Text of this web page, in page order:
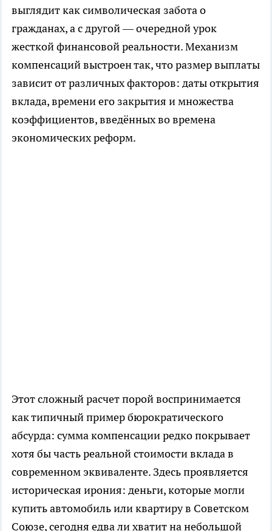
выглядит как символическая забота о
гражданах, а с другой — очередной урок
жесткой финансовой реальности. Механизм
компенсаций выстроен так, что размер выплаты
зависит от различных факторов: даты открытия
вклада, времени его закрытия и множества
коэффициентов, введённых во времена
экономических реформ.
Этот сложный расчет порой воспринимается
как типичный пример бюрократического
абсурда: сумма компенсации редко покрывает
хотя бы часть реальной стоимости вклада в
современном эквиваленте. Здесь проявляется
историческая ирония: деньги, которые могли
купить автомобиль или квартиру в Советском
Союзе, сегодня едва ли хватит на небольшой